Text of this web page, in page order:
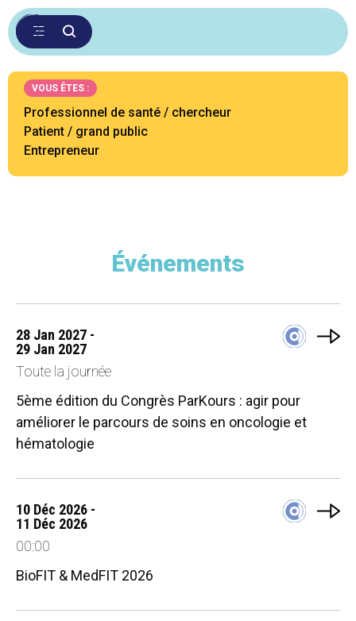
VOUS ÊTES :
Professionnel de santé / chercheur
Patient / grand public
Entrepreneur
Événements
28 Jan 2027 -
29 Jan 2027
Toute la journée
5ème édition du Congrès ParKours : agir pour
améliorer le parcours de soins en oncologie et
hématologie
10 Déc 2026 -
11 Déc 2026
00:00
BioFIT & MedFIT 2026